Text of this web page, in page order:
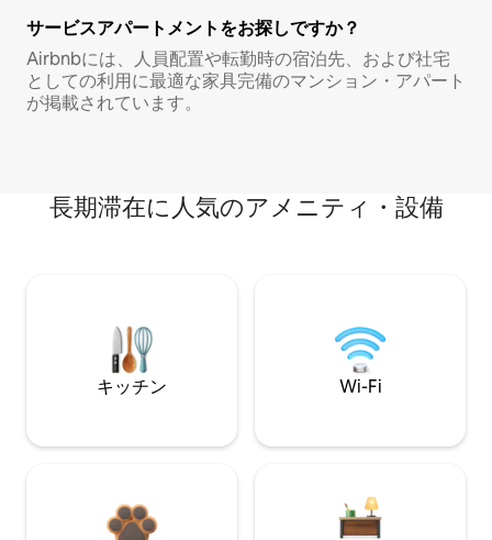
サービスアパートメントをお探しですか？
Airbnbには、人員配置や転勤時の宿泊先、および社宅
としての利用に最適な家具完備のマンション・アパート
が掲載されています。
長期滞在に人気のアメニティ・設備
キッチン Wi-Fi